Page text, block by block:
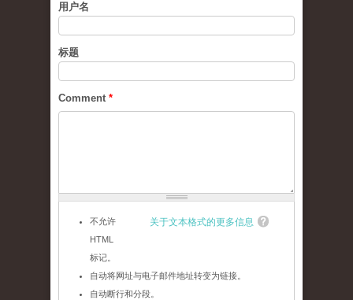
用户名
标题
Comment *
关于文本格式的更多信息
不允许
HTML
标记。
自动将网址与电子邮件地址转变为链接。
自动断行和分段。